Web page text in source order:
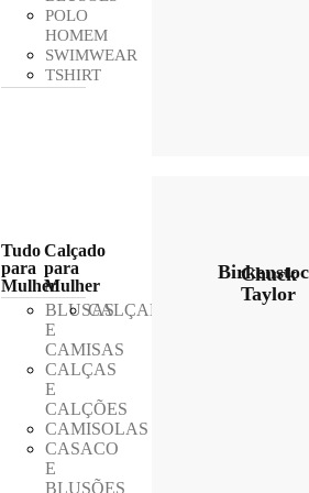
POLO
HOMEM
SWIMWEAR
TSHIRT
Tudo
para
Mulher
BLUSAS
E
CAMISAS
CALÇAS
E
CALÇÕES
CAMISOLAS
CASACO
E
BLUSÕES
Calçado
para
Mulher
CALÇADO
Chuck
Taylor